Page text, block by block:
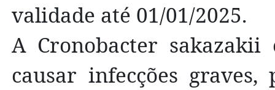
validade até 01/01/2025.
A Cronobacter
causar infecções